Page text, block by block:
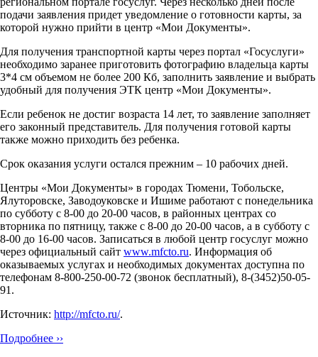
подачи заявления придет уведомление о готовности карты, за
которой нужно прийти в центр «Мои Документы».
Для получения транспортной карты через портал «Госуслуги»
необходимо заранее приготовить фотографию владельца карты
3*4 см объемом не более 200 Кб, заполнить заявление и выбрать
удобный для получения ЭТК центр «Мои Документы».
Если ребенок не достиг возраста 14 лет, то заявление заполняет
его законный представитель. Для получения готовой карты
также можно приходить без ребенка.
Срок оказания услуги остался прежним – 10 рабочих дней.
Центры «Мои Документы» в городах Тюмени, Тобольске,
Ялуторовске, Заводоуковске и Ишиме работают с понедельника
по субботу с 8-00 до 20-00 часов, в районных центрах со
вторника по пятницу, также с 8-00 до 20-00 часов, а в субботу с
8-00 до 16-00 часов. Записаться в любой центр госуслуг можно
через официальный сайт www.mfcto.ru. Информация об
оказываемых услугах и необходимых документах доступна по
телефонам 8-800-250-00-72 (звонок бесплатный), 8-(3452)50-05-
91.
Источник: http://mfcto.ru/.
Подробнее ››